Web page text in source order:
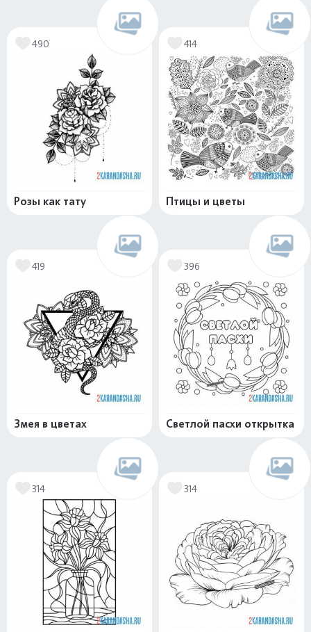
490
Розы как тату
414
Птицы и цветы
419
Змея в цветах
396
Светлой пасхи открытка
314 314